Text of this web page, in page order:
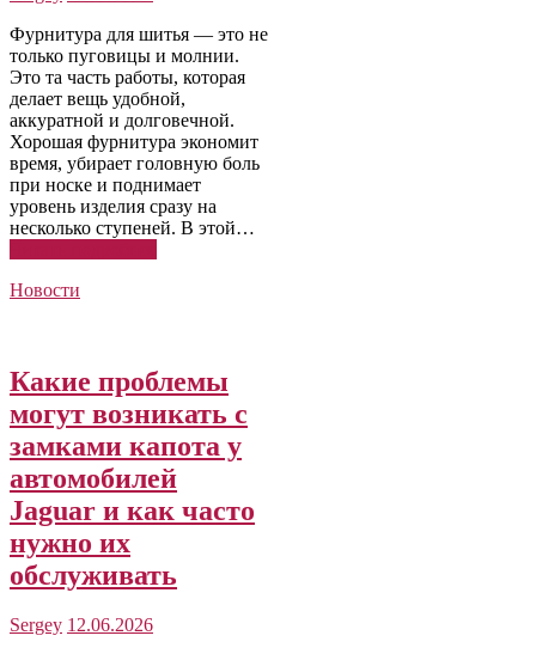
Фурнитура для шитья — это не
только пуговицы и молнии.
Это та часть работы, которая
делает вещь удобной,
аккуратной и долговечной.
Хорошая фурнитура экономит
время, убирает головную боль
при носке и поднимает
уровень изделия сразу на
несколько ступеней. В этой…
Новости
Какие проблемы
могут возникать с
замками капота у
автомобилей
Jaguar и как часто
нужно их
обслуживать
Sergey 12.06.2026